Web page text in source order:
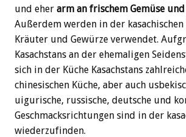
und eher arm an frischem Gemüse
Außerdem werden in der kasachischen
Kräuter und Gewürze verwendet.
Kasachstans an der ehemaligen
sich in der Küche Kasachstans
chinesischen Küche, aber auch
uigurische, russische, deutsche und
Geschmacksrichtungen sind in der
wiederzufinden.